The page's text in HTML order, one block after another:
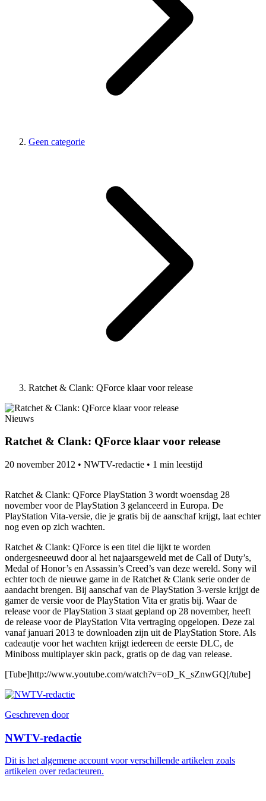
Geen categorie
Ratchet & Clank: QForce klaar voor release
Nieuws
Ratchet & Clank: QForce klaar voor release
20 november 2012 • NWTV-redactie • 1 min leestijd
Ratchet & Clank: QForce PlayStation 3 wordt woensdag 28
november voor de PlayStation 3 gelanceerd in Europa. De
PlayStation Vita-versie, die je gratis bij de aanschaf krijgt, laat echter
nog even op zich wachten.
Ratchet & Clank: QForce is een titel die lijkt te worden
ondergesneeuwd door al het najaarsgeweld met de Call of Duty’s,
Medal of Honor’s en Assassin’s Creed’s van deze wereld. Sony wil
echter toch de nieuwe game in de Ratchet & Clank serie onder de
aandacht brengen. Bij aanschaf van de PlayStation 3-versie krijgt de
gamer de versie voor de PlayStation Vita er gratis bij. Waar de
release voor de PlayStation 3 staat gepland op 28 november, heeft
de release voor de PlayStation Vita vertraging opgelopen. Deze zal
vanaf januari 2013 te downloaden zijn uit de PlayStation Store. Als
cadeautje voor het wachten krijgt iedereen de eerste DLC, de
Miniboss multiplayer skin pack, gratis op de dag van release.
[Tube]http://www.youtube.com/watch?v=oD_K_sZnwGQ[/tube]
Geschreven door
NWTV-redactie
Dit is het algemene account voor verschillende artikelen zoals
artikelen over redacteuren.